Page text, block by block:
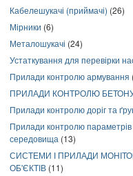
Кабелешукачі (приймачі) (26)
Мірники (6)
Металошукачі (24)
Устаткування для перевірки
Прилади контролю армування
ПРИЛАДИ КОНТРОЛЮ БЕТОНУ
Прилади контролю доріг та
Прилади контролю параметрів
середовища (13)
СИСТЕМИ І ПРИЛАДИ
ОБ'ЄКТІВ (11)